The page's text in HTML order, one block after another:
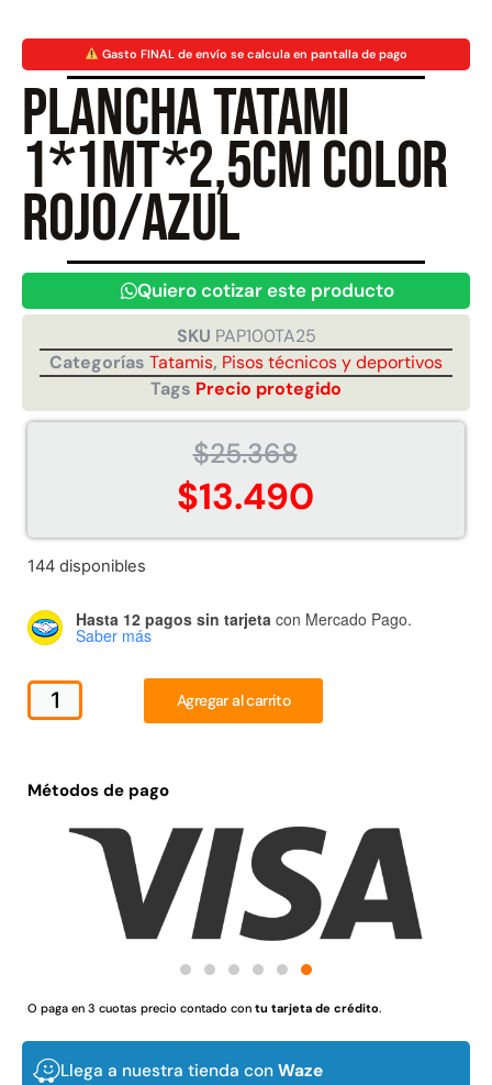
Gasto FINAL de envío se calcula en pantalla de pago
Plancha Tatami
1*1mt*2,5cm color
rojo/azul
Quiero cotizar este producto
SKU PAP100TA25
Categorías Tatamis, Pisos técnicos y deportivos
Tags Precio protegido
$25.368
$13.490
144 disponibles
Hasta 12 pagos sin tarjeta con Mercado Pago.
Saber más
Agregar al carrito
Métodos de pago
O paga en 3 cuotas precio contado con tu tarjeta de crédito.
Llega a nuestra tienda con Waze
Juego Modular 40
QplayGround
4.859.984
Leer más
Juego Modular 25
QplayGround
$
9.558.557
$
4.790.000
Juego Modular 02
QplayGround
Juego Modular 03
$ 5.987.128
$3.790.990
Pasto sintético ornamental
densidad 35mm Rollo
$2.892.120